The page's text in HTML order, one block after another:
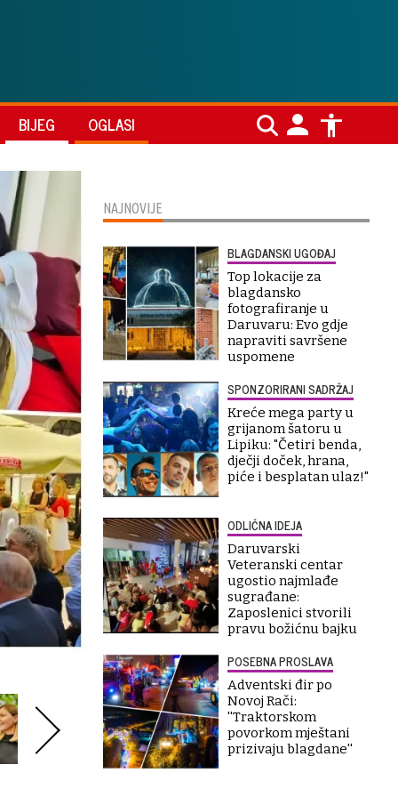
BIJEG OGLASI
NAJNOVIJE
BLAGDANSKI UGOĐAJ
Top lokacije za
blagdansko
fotografiranje u
Daruvaru: Evo gdje
napraviti savršene
uspomene
SPONZORIRANI SADRŽAJ
Kreće mega party u
grijanom šatoru u
Lipiku: "Četiri benda,
dječji doček, hrana,
piće i besplatan ulaz!"
ODLIČNA IDEJA
Daruvarski
Veteranski centar
ugostio najmlađe
sugrađane:
Zaposlenici stvorili
pravu božićnu bajku
POSEBNA PROSLAVA
Adventski đir po
Novoj Rači:
''Traktorskom
povorkom mještani
prizivaju blagdane''